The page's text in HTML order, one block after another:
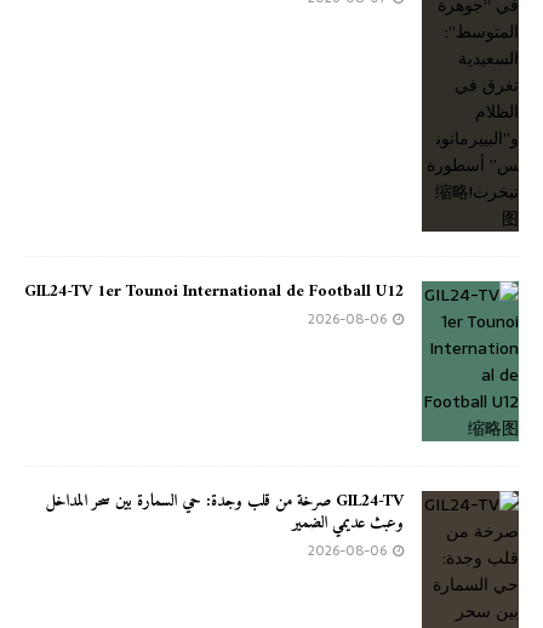
GIL24-TV 1er Tounoi International de Football U12
2026-08-06
GIL24-TV صرخة من قلب وجدة: حي السمارة بين سحر المداخل
وعبث عديمي الضمير
2026-08-06